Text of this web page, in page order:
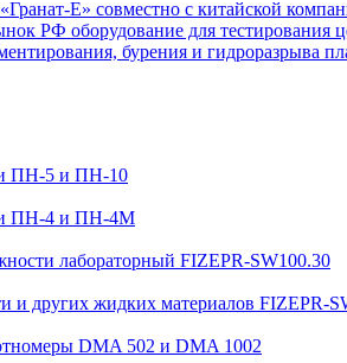
Е» совместно с китайской
РФ оборудование для
бурения и гидроразрыва
ПН-5 и ПН-10
ПН-4 и ПН-4М
лабораторный FIZEPR-SW100.30
и других жидких материалов FIZEPR-
DMA 502 и DMA 1002